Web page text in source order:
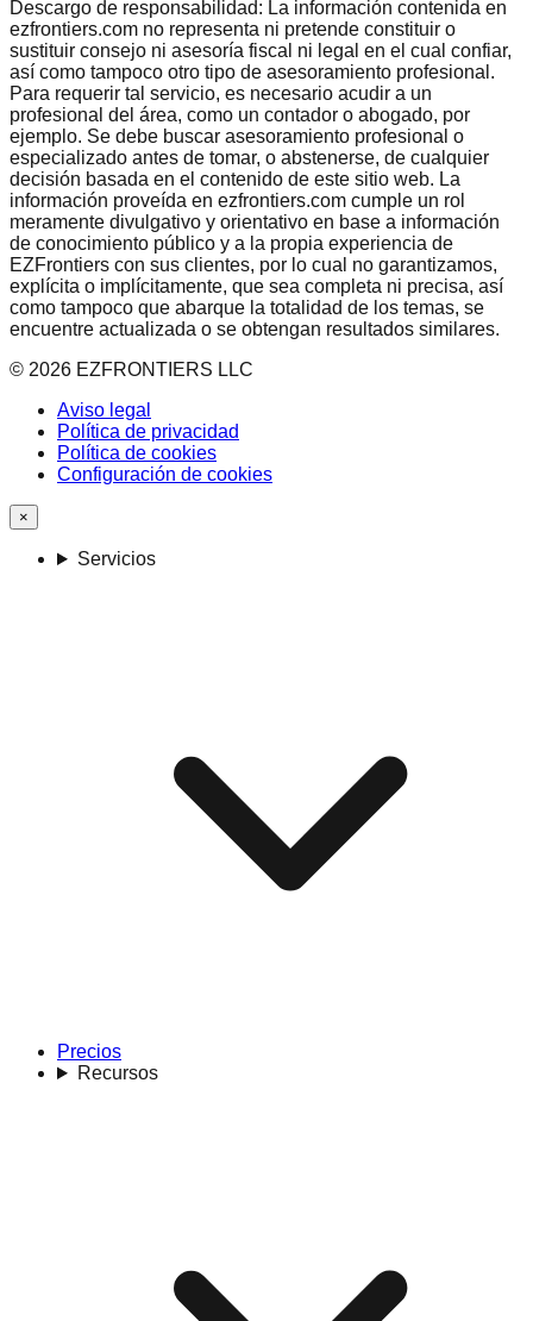
Descargo de responsabilidad: La información contenida en
ezfrontiers.com no representa ni pretende constituir o
sustituir consejo ni asesoría fiscal ni legal en el cual confiar,
así como tampoco otro tipo de asesoramiento profesional.
Para requerir tal servicio, es necesario acudir a un
profesional del área, como un contador o abogado, por
ejemplo. Se debe buscar asesoramiento profesional o
especializado antes de tomar, o abstenerse, de cualquier
decisión basada en el contenido de este sitio web. La
información proveída en ezfrontiers.com cumple un rol
meramente divulgativo y orientativo en base a información
de conocimiento público y a la propia experiencia de
EZFrontiers con sus clientes, por lo cual no garantizamos,
explícita o implícitamente, que sea completa ni precisa, así
como tampoco que abarque la totalidad de los temas, se
encuentre actualizada o se obtengan resultados similares.
© 2026 EZFRONTIERS LLC
Aviso legal
Política de privacidad
Política de cookies
Configuración de cookies
×
Servicios
Precios
Recursos